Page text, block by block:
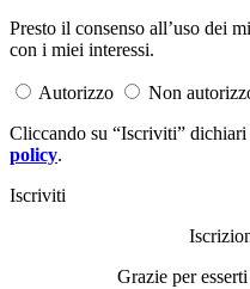
Presto il consenso all’uso dei
con i miei interessi.
Autorizzo
Non
Cliccando su “Iscriviti” dichiari
policy.
Iscriviti
Grazie per